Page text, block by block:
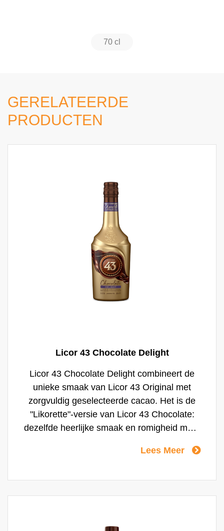
70 cl
GERELATEERDE
PRODUCTEN
Licor 43 Chocolate Delight
Licor 43 Chocolate Delight combineert de
unieke smaak van Licor 43 Original met
zorgvuldig geselecteerde cacao. Het is de
"Likorette"-versie van Licor 43 Chocolate:
dezelfde heerlijke smaak en romigheid maar
speciaal voor het food retail kanaal. De
zachte smaak van Licor 43 Original geven
Licor 43 Chocolate Delight een
Lees Meer